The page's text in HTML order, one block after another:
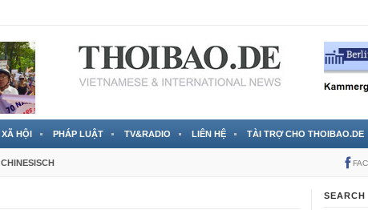
XÃ HỘI PHÁP LUẬT TV&RADIO LIÊN HỆ TÀI TRỢ CHO THOIBAO.DE
CHINESISCH
SEARCH